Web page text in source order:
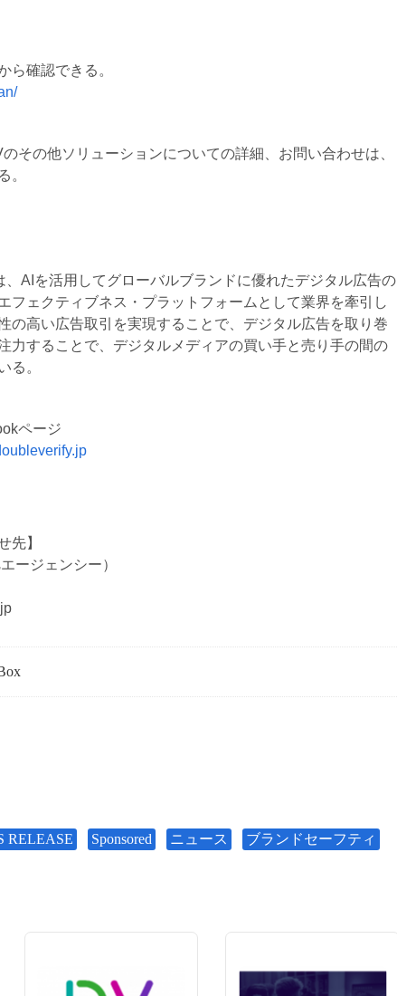
ら確認できる。
その他ソリューションについての詳細、お問い合わせは、
。
、AIを活用してグローバルブランドに優れたデジタル広告の
フェクティブネス・プラットフォームとして業界を牽引し
の高い広告取引を実現することで、デジタル広告を取り巻
力することで、デジタルメディアの買い手と売り手の間の
る。
ページ
先】
ージェンシー）
RELEASE Sponsored ニュース ブランドセーフティ